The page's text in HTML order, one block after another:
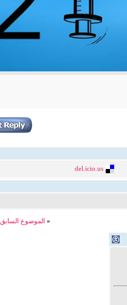
del.icio.us
« الموضوع السابق